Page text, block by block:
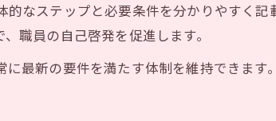
なステップと必要条件を分かりやすく記
職員の自己啓発を促進します。
最新の要件を満たす体制を維持できます